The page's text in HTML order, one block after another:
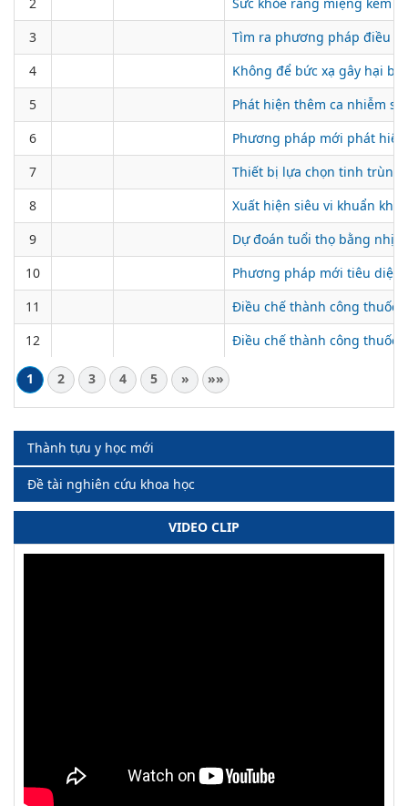
2
Sức khỏe răng miệng kém
3
Tìm ra phương pháp điều
4
Không để bức xạ gây hại
5
Phát hiện thêm ca nhiễm
6
Phương pháp mới phát
7
Thiết bị lựa chọn tinh
8
Xuất hiện siêu vi khuẩn
9
Dự đoán tuổi thọ bằng nhịp
10
Phương pháp mới tiêu diệt
11
Điều chế thành công thuốc
12
Điều chế thành công thuốc
1 2 3 4 5 » »»
Thành tựu y học mới
Đề tài nghiên cứu khoa học
VIDEO CLIP